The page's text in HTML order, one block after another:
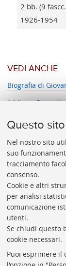
Questo
Nel nostro sito
suo
tracciamento
consenso.
Cookie e altri
per analisi
comunicazione
utenti.
Se chiudi questo
cookie necessari.
Puoi esprimere il
2 bb. (9
1926-1954
VEDI ANCHE
Biografia di
Bibliografia su
Documentazione
nell'Archivio
CONTATTI
Responsabile